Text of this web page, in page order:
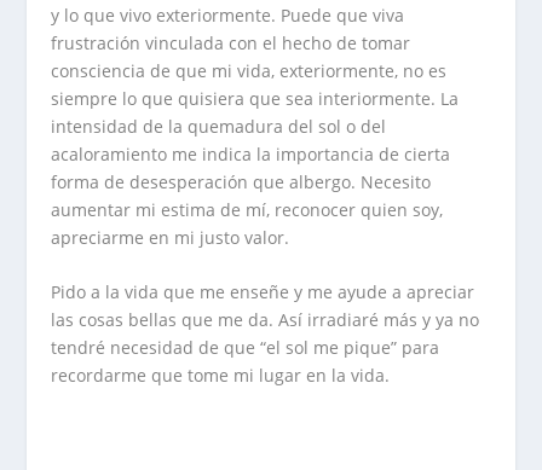
y lo que vivo exteriormente. Puede que viva
frustración vinculada con el hecho de tomar
consciencia de que mi vida, exteriormente, no es
siempre lo que quisiera que sea interiormente. La
intensidad de la quemadura del sol o del
acaloramiento me indica la importancia de cierta
forma de desesperación que albergo. Necesito
aumentar mi estima de mí, reconocer quien soy,
apreciarme en mi justo valor.
Pido a la vida que me enseñe y me ayude a apreciar
las cosas bellas que me da. Así irradiaré más y ya no
tendré necesidad de que “el sol me pique” para
recordarme que tome mi lugar en la vida.